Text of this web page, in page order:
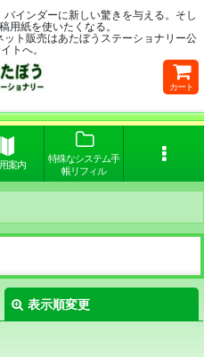
インダーに新しい驚きを与える。そし
用紙を使いたくなる。
ト販売はあたぼうステーショナリー公
トへ。
カート
案内
特殊なシステム手
帳リフィル
表示順変更